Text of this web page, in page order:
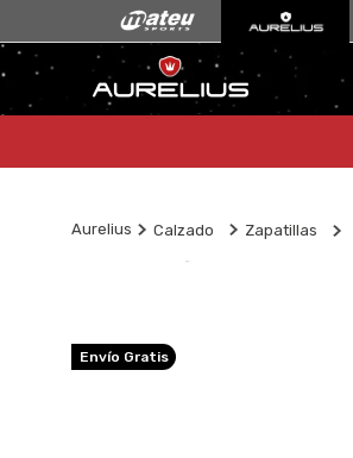
Calzado Zapatillas
Envío Gratis